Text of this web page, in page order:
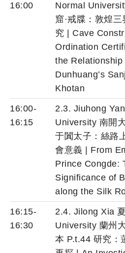
16:00
Normal
窟·戒牒：敦煌
究 | Cave
Ordination
the Relationship
Dunhuang’s
Khotan
16:00-
16:15
2.3. Jiuhong
University 南開
于闐太子：絲路
會意義 | From
Prince Congde:
Significance of
along the Silk
16:15-
16:30
2.4. Jilong Xia
University 蘭州
本 P.t.44 研究：